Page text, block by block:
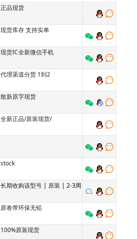
正品现货
现货库存 支持实单
现货IC全新微信手机
代理渠道分货 1到2
散新原字现货
全新正品/原装现货/
stock
长期收购该型号 | 原装 | 2-3周
原卷带环保无铅
100%原装现货